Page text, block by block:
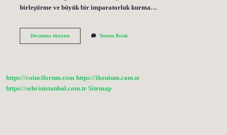
birleştirme ve büyük bir imparatorluk kurma…
Devamını okuyunSiyasette
Yorum Bırak
https://coinciforum.com https://ikonium.com.tr
https://sehrinistanbul.com.tr Sitemap